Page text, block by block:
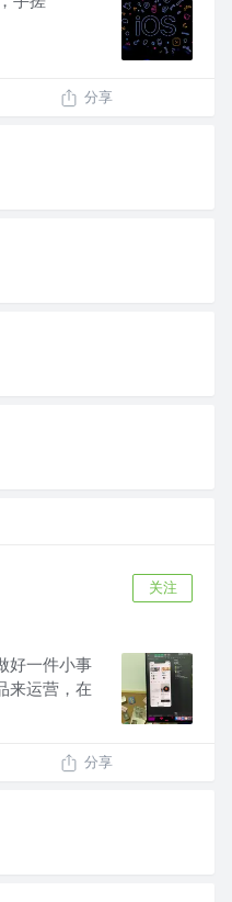
分享
关注
好一件小事
来运营，在
分享